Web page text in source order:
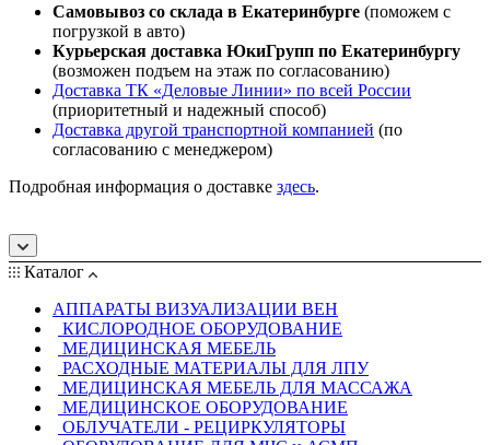
Самовывоз со склада в Екатеринбурге (поможем с
погрузкой в авто)
Курьерская доставка ЮкиГрупп по Екатеринбургу
(возможен подъем на этаж по согласованию)
Доставка ТК «Деловые Линии» по всей России
(приоритетный и надежный способ)
Доставка другой транспортной компанией (по
согласованию с менеджером)
Подробная информация о доставке здесь.
Каталог
АППАРАТЫ ВИЗУАЛИЗАЦИИ ВЕН
КИСЛОРОДНОЕ ОБОРУДОВАНИЕ
МЕДИЦИНСКАЯ МЕБЕЛЬ
РАСХОДНЫЕ МАТЕРИАЛЫ ДЛЯ ЛПУ
МЕДИЦИНСКАЯ МЕБЕЛЬ ДЛЯ МАССАЖА
МЕДИЦИНСКОЕ ОБОРУДОВАНИЕ
ОБЛУЧАТЕЛИ - РЕЦИРКУЛЯТОРЫ